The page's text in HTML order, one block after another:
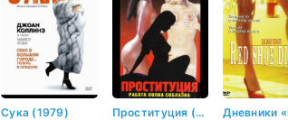
Сука (1979) Проституция (1978)